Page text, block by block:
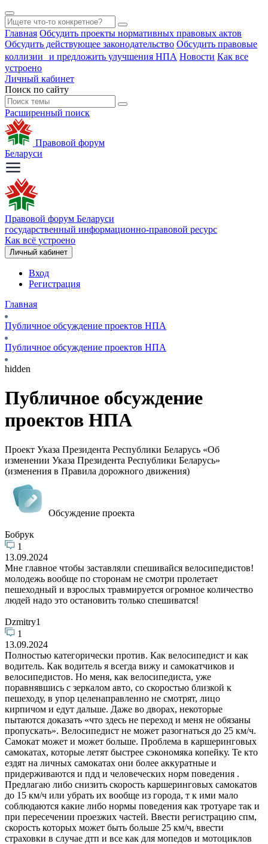
Главная Обсудить проекты нормативных правовых актов
Обсудить действующее законодательство Обсудить правовые
коллизии и предложить улучшения НПА Новости Как все
устроено
Личный кабинет
Поиск по сайту
Расширенный поиск
Правовой форум
Беларуси
Правовой форум Беларуси
государственный информационно-правовой ресурс
Как всё устроено
Личный кабинет
Вход
Регистрация
Главная
Публичное обсуждение проектов НПА
Публичное обсуждение проектов НПА
hidden
Публичное обсуждение
проектов НПА
Проект Указа Президента Республики Беларусь «Об
изменении Указа Президента Республики Беларусь»
(изменения в Правила дорожного движения)
Обсуждение проекта
Бобрук
1
13.09.2024
Мне главное чтобы заставляли спешивайся велосипедистов!
молодежь вообще по сторонам не смотри пролетает
пешеходный и взрослых травмируется огромное количество
людей надо это остановить только спешиватся!
Dzmitry1
1
13.09.2024
Полностью категорически против. Как велосипедист и как
водитель. Как водитель я всегда вижу и самокатчиков и
велосипедистов. Но меня, как велосипедиста, уже
поравнявшись с зеркалом авто, со скоростью близкой к
пешеходу, в упор целенаправленно не смотрят, лицо
кирпичом и едут дальше. Даже во дворах, некоторые
пытаются доказать «что здесь не переход и меня не обязаны
пропускать». Велосипедист не может разогнаться до 25 км/ч.
Самокат может и может больше. Проблема в каршеринговых
самокатах, которые летят быстрее сэкономяка копейку. Те кто
ездят на личных самокатах они более аккуратные и
придерживаются и пдд и человеческих норм поведения .
Предлагаю либо снизить скорость каршеринговых самокатов
до 15 км/ч или убрать их вообще из города, т к ими мало
соблюдаются какие либо нормы поведения как тротуаре так и
при пересечении проезжих частей. Ввести регистрацию спм,
скорость которых может быть больше 25 км/ч, ввести
страховки в случае дтп и все как для мопедов и мотоциклов